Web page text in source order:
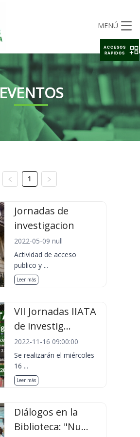
MENÚ
EVENTOS
1
Jornadas de
investigacion
2022-05-09 null
Actividad de acceso
publico y ...
Leer más
VII Jornadas IIATA
de investig...
2022-11-16 09:00:00
Se realizarán el miércoles
16 ...
Leer más
Diálogos en la
Biblioteca: "Nu...
ACCESOS
RAPIDOS